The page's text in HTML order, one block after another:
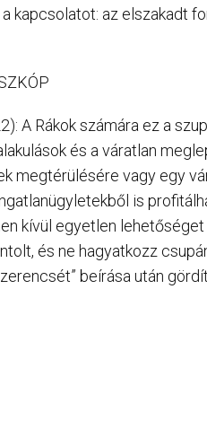
kapcsolatot: az elszakadt
A Rákok számára ez a
és a váratlan
megtérülésére vagy egy
is
kívül egyetlen
és ne hagyatkozz
beírása után